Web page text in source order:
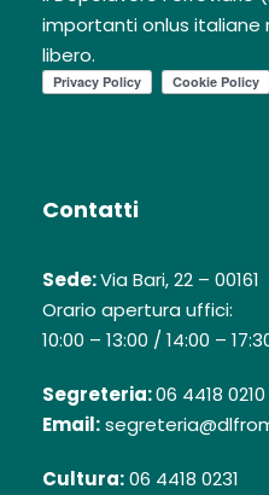
importanti onlus
libero.
Contatti
Sede:Via Bari, 22 –
Orario apertura uffici:
10:00 – 13:00 / 14:00 –
Segreteria:06 4418 0210
Email:
Cultura:06 4418 0231